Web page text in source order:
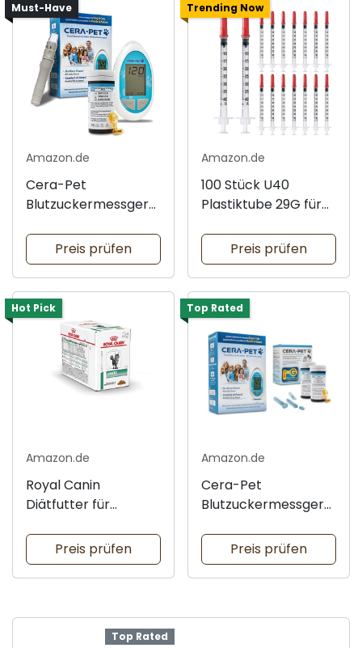
Must-Have
Amazon.de
Cera-Pet
Blutzuckermessgerä
Preis prüfen
Trending Now
Amazon.de
100 Stück U40
Plastiktube 29G für
Preis prüfen
Hot Pick
Amazon.de
Royal Canin
Diätfutter für
Preis prüfen
Top Rated
Amazon.de
Cera-Pet
Blutzuckermessgerä
Preis prüfen
Top Rated